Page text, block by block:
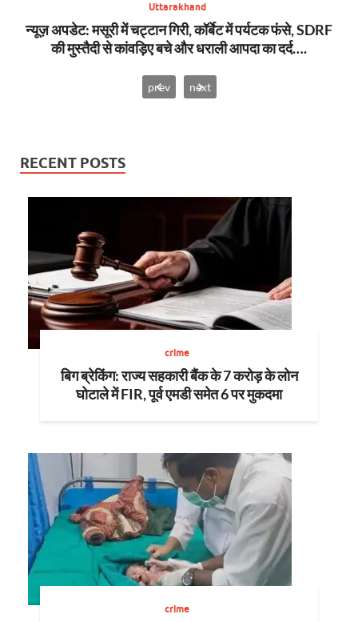
Uttarakhand
न्यूज़ अपडेट: मसूरी में चट्टान गिरी, कॉर्बेट में पर्यटक फंसे, SDRF
की मुस्तैदी से कांवड़िए बचे और धराली आपदा का दर्द….
prev next
RECENT POSTS
crime
बिग ब्रेकिंग: राज्य सहकारी बैंक के 7 करोड़ के लोन
घोटाले में FIR, पूर्व एमडी समेत 6 पर मुकदमा
crime